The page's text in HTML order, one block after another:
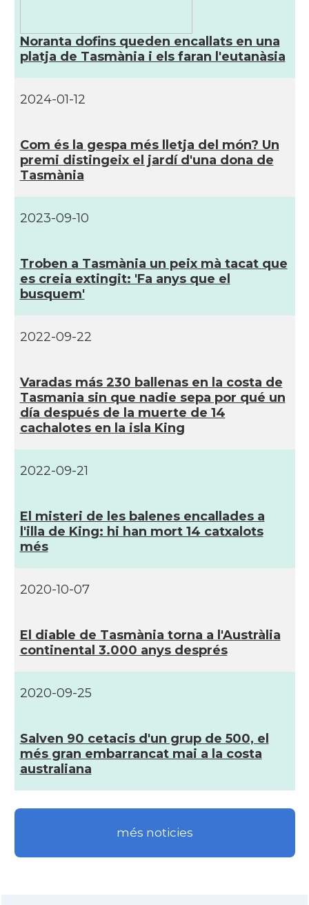
Noranta dofins queden encallats en una
platja de Tasmània i els faran l'eutanàsia
2024-01-12
Com és la gespa més lletja del món? Un
premi distingeix el jardí­ d'una dona de
Tasmània
2023-09-10
Troben a Tasmània un peix mà tacat que
es creia extingit: 'Fa anys que el
busquem'
2022-09-22
Varadas más 230 ballenas en la costa de
Tasmania sin que nadie sepa por qué un
dí­a después de la muerte de 14
cachalotes en la isla King
2022-09-21
El misteri de les balenes encallades a
l'illa de King: hi han mort 14 catxalots
més
2020-10-07
El diable de Tasmània torna a l'Austràlia
continental 3.000 anys després
2020-09-25
Salven 90 cetacis d'un grup de 500, el
més gran embarrancat mai a la costa
australiana
més noticies